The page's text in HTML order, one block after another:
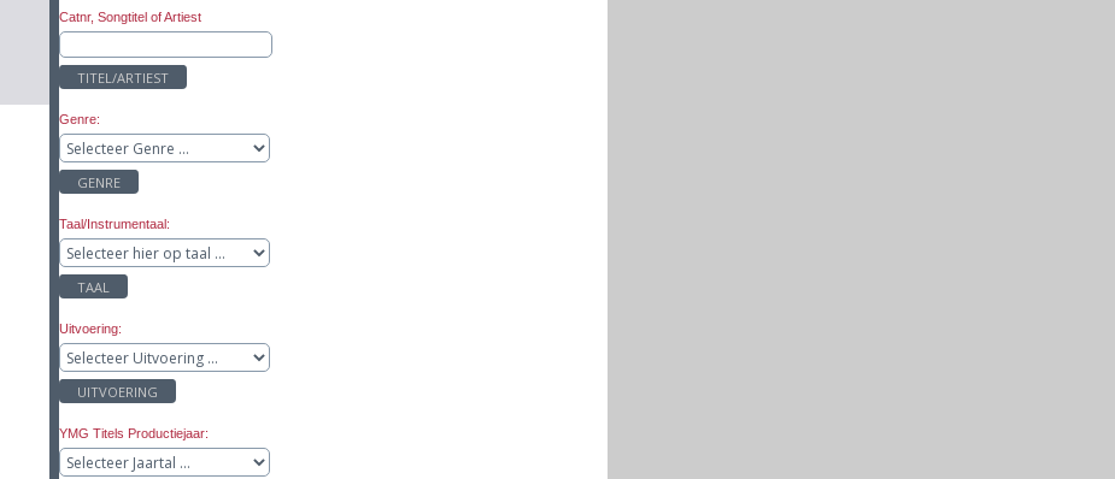
Catnr, Songtitel of Artiest
TITEL/ARTIEST
Genre:
GENRE
Taal/Instrumentaal:
TAAL
Uitvoering:
UITVOERING
YMG Titels Productiejaar: